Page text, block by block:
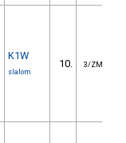
K1W
slalom
10. 3/ZM